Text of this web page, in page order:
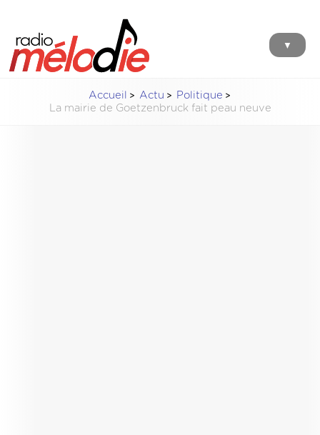
▼
Accueil Actu
Politique
La mairie de Goetzenbruck fait peau neuve